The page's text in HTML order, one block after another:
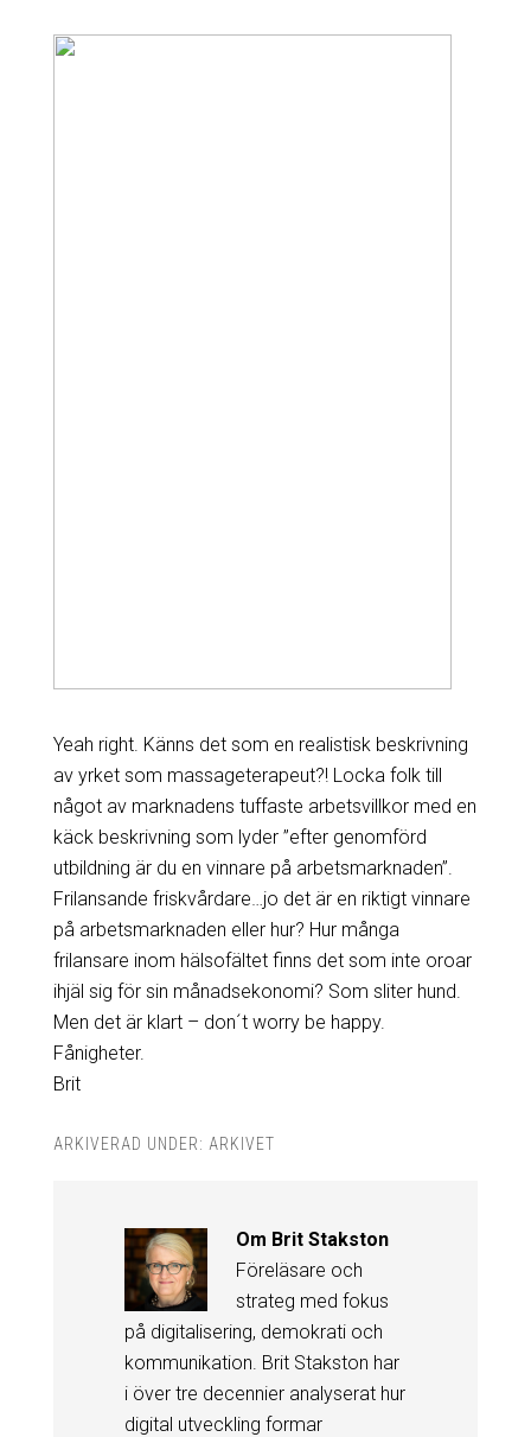
Yeah right. Känns det som en realistisk beskrivning
av yrket som massageterapeut?! Locka folk till
något av marknadens tuffaste arbetsvillkor med en
käck beskrivning som lyder ”efter genomförd
utbildning är du en vinnare på arbetsmarknaden”.
Frilansande friskvårdare…jo det är en riktigt vinnare
på arbetsmarknaden eller hur? Hur många
frilansare inom hälsofältet finns det som inte oroar
ihjäl sig för sin månadsekonomi? Som sliter hund.
Men det är klart – don´t worry be happy.
Fånigheter.
Brit
ARKIVERAD UNDER: ARKIVET
Om Brit Stakston
Föreläsare och
strateg med fokus
på digitalisering, demokrati och
kommunikation. Brit Stakston har
i över tre decennier analyserat hur
digital utveckling formar